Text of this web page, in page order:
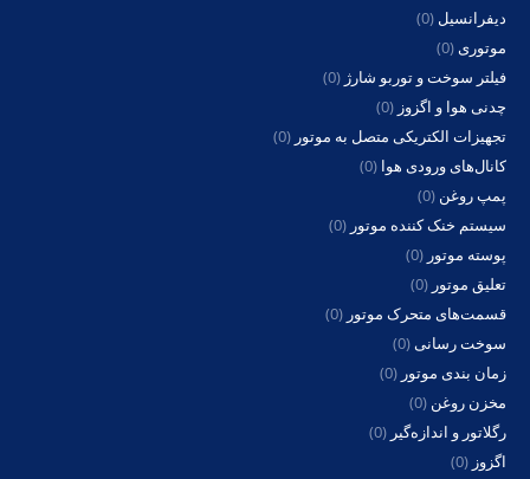
دیفرانسیل (0)
موتوری(0)
فیلتر سوخت و توربو شارژ (0)
چدنی هوا و اگزوز (0)
تجهیزات الکتریکی متصل به موتور (0)
کانال‌های ورودی هوا (0)
پمپ روغن (0)
سیستم خنک کننده موتور (0)
پوسته موتور (0)
تعلیق موتور (0)
قسمت‌های متحرک موتور (0)
سوخت رسانی(0)
زمان بندی موتور (0)
مخزن روغن (0)
رگلاتور و اندازه‌گیر (0)
اگزوز (0)